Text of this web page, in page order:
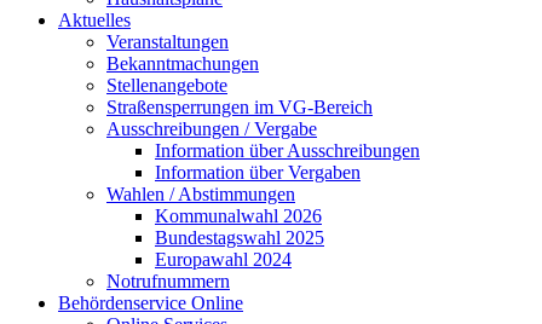
Aktuelles
Veranstaltungen
Bekanntmachungen
Stellenangebote
Straßensperrungen im VG-Bereich
Ausschreibungen / Vergabe
Information über Ausschreibungen
Information über Vergaben
Wahlen / Abstimmungen
Kommunalwahl 2026
Bundestagswahl 2025
Europawahl 2024
Notrufnummern
Behördenservice Online